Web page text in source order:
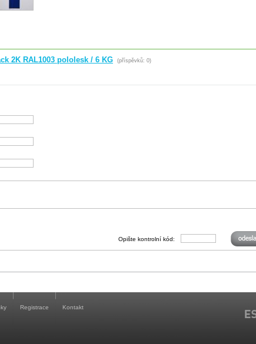
2K RAL1003 pololesk / 6 KG (příspěvků: 0)
Opište kontrolní kód:
Registrace Kontakt